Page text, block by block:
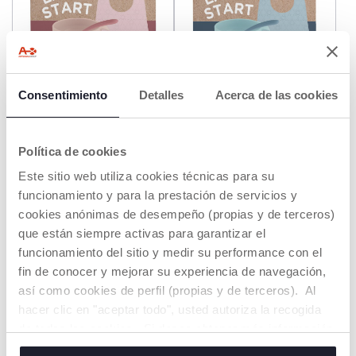
Consentimiento Detalles Acerca de las cookies
Política de cookies
Este sitio web utiliza cookies técnicas para su
funcionamiento y para la prestación de servicios y
cookies anónimas de desempeño (propias y de terceros)
que están siempre activas para garantizar el
funcionamiento del sitio y medir su performance con el
fin de conocer y mejorar su experiencia de navegación,
así como cookies de perfil (propias y de terceros). Al
hacer clic en "aceptar todo", usted autoriza la recogida
o cambiar o revocar el consentimiento de todas o
+ COLORES
Set de alimentación Easy
€ 27,99
AÑADIR
+ COLORES
Set de alimentación Easy
AÑADIR
DESCUENTO PACK DESCUENTO PACK